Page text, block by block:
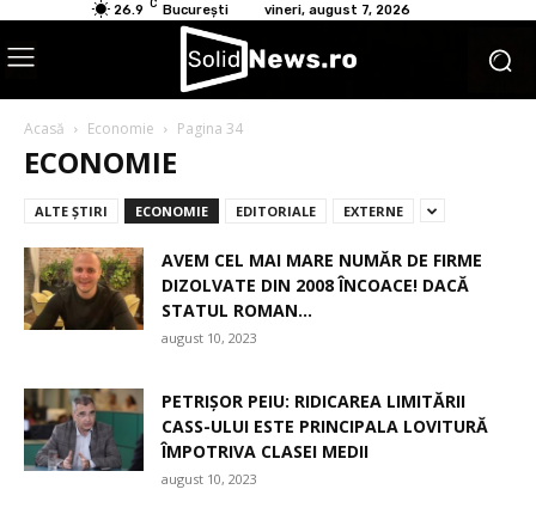
26.9 C București vineri, august 7, 2026
Acasă Economie Pagina 34
ECONOMIE
ALTE ŞTIRI ECONOMIE EDITORIALE EXTERNE
AVEM CEL MAI MARE NUMĂR DE FIRME
DIZOLVATE DIN 2008 ÎNCOACE! DACĂ
STATUL ROMAN...
august 10, 2023
PETRIȘOR PEIU: RIDICAREA LIMITĂRII
CASS-ULUI ESTE PRINCIPALA LOVITURĂ
ÎMPOTRIVA CLASEI MEDII
august 10, 2023